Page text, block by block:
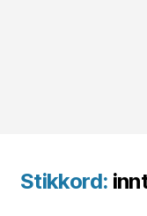
Stikkord: